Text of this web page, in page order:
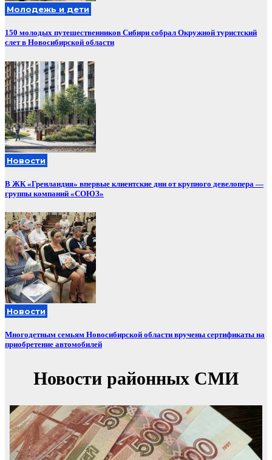
Молодежь и дети
150 молодых путешественников Сибири собрал Окружной туристский
слет в Новосибирской области
Новости
В ЖК «Гренландия» впервые клиентские дни от крупного девелопера —
группы компаний «СОЮЗ»
Новости
Многодетным семьям Новосибирской области вручены сертификаты на
приобретение автомобилей